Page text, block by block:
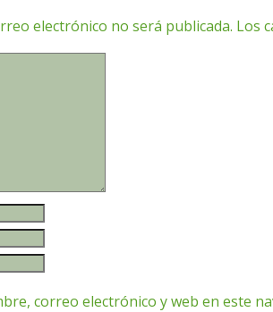
electrónico no será publicada. Los
correo electrónico y web en este